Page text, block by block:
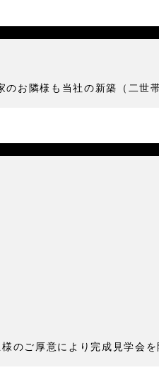
お隣様も当社の新築（二世
様のご厚意により完成見